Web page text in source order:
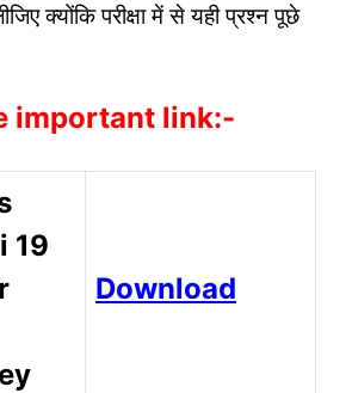
क्योंकि परीक्षा में से यही प्रश्न पूछे
important link:-
19
Download